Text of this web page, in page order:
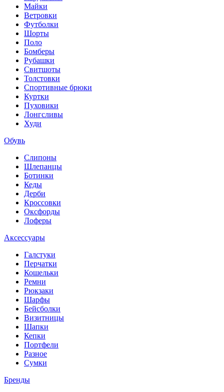
Майки
Ветровки
Футболки
Шорты
Поло
Бомберы
Рубашки
Свитшоты
Толстовки
Спортивные брюки
Куртки
Пуховики
Лонгсливы
Худи
Обувь
Слипоны
Шлепанцы
Ботинки
Кеды
Дерби
Кроссовки
Оксфорды
Лоферы
Аксессуары
Галстуки
Перчатки
Кошельки
Ремни
Рюкзаки
Шарфы
Бейсболки
Визитницы
Шапки
Кепки
Портфели
Разное
Сумки
Бренды